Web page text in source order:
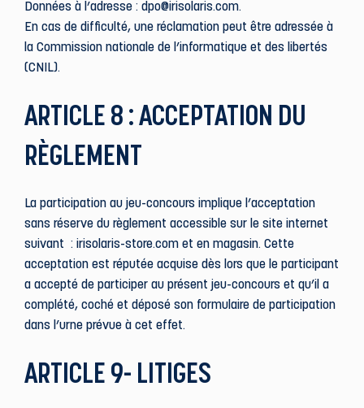
Données à l’adresse : dpo@irisolaris.com.
En cas de difficulté, une réclamation peut être adressée à
la Commission nationale de l’informatique et des libertés
(CNIL).
ARTICLE 8 : ACCEPTATION DU
RÈGLEMENT
La participation au jeu-concours implique l’acceptation
sans réserve du règlement accessible sur le site internet
suivant : irisolaris-store.com et en magasin. Cette
acceptation est réputée acquise dès lors que le participant
a accepté de participer au présent jeu-concours et qu’il a
complété, coché et déposé son formulaire de participation
dans l’urne prévue à cet effet.
ARTICLE 9- LITIGES